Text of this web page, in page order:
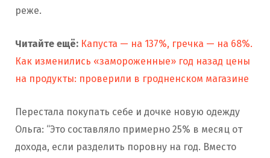
реже.
Читайте ещё: Капуста — на 137%, гречка — на 68%.
Как изменились «замороженные» год назад цены
на продукты: проверили в гродненском магазине
Перестала покупать себе и дочке новую одежду
Ольга: “Это составляло примерно 25% в месяц от
дохода, если разделить поровну на год. Вместо